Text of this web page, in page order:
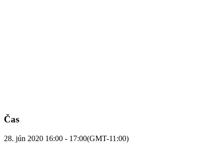
Čas
28. jún 2020 16:00 - 17:00(GMT-11:00)